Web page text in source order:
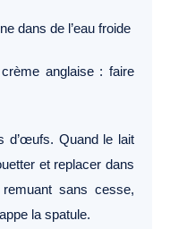
dans de l’eau froide
anglaise : faire
d’œufs. Quand le lait
et replacer dans
sans cesse,
la spatule.